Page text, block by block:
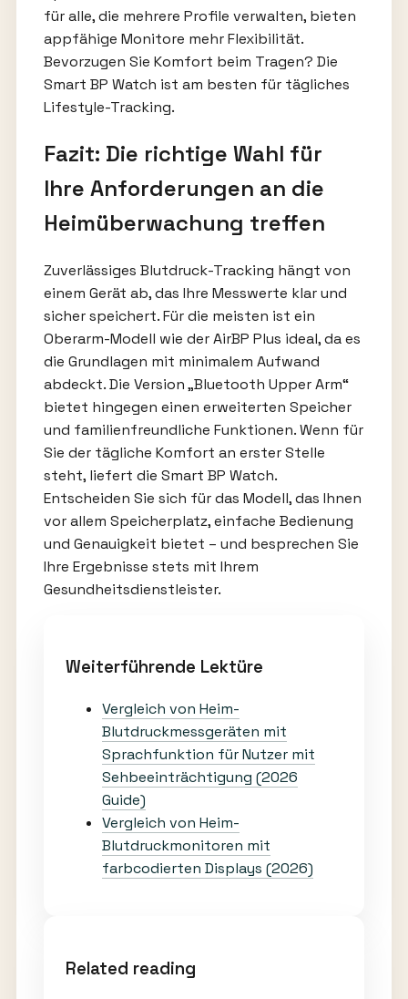
für alle, die mehrere Profile verwalten, bieten
appfähige Monitore mehr Flexibilität.
Bevorzugen Sie Komfort beim Tragen? Die
Smart BP Watch ist am besten für tägliches
Lifestyle-Tracking.
Fazit: Die richtige Wahl für
Ihre Anforderungen an die
Heimüberwachung treffen
Zuverlässiges Blutdruck-Tracking hängt von
einem Gerät ab, das Ihre Messwerte klar und
sicher speichert. Für die meisten ist ein
Oberarm-Modell wie der AirBP Plus ideal, da es
die Grundlagen mit minimalem Aufwand
abdeckt. Die Version „Bluetooth Upper Arm“
bietet hingegen einen erweiterten Speicher
und familienfreundliche Funktionen. Wenn für
Sie der tägliche Komfort an erster Stelle
steht, liefert die Smart BP Watch.
Entscheiden Sie sich für das Modell, das Ihnen
vor allem Speicherplatz, einfache Bedienung
und Genauigkeit bietet – und besprechen Sie
Ihre Ergebnisse stets mit Ihrem
Gesundheitsdienstleister.
Weiterführende Lektüre
Vergleich von Heim-
Blutdruckmessgeräten mit
Sprachfunktion für Nutzer mit
Sehbeeinträchtigung (2026
Guide)
Vergleich von Heim-
Blutdruckmonitoren mit
farbcodierten Displays (2026)
Related reading